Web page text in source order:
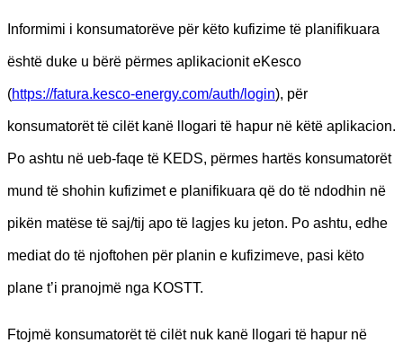
Informimi i konsumatorëve për këto kufizime të planifikuara
është duke u bërë përmes aplikacionit eKesco
(https://fatura.kesco-energy.com/auth/login), për
konsumatorët të cilët kanë llogari të hapur në këtë aplikacion.
Po ashtu në ueb-faqe të KEDS, përmes hartës konsumatorët
mund të shohin kufizimet e planifikuara që do të ndodhin në
pikën matëse të saj/tij apo të lagjes ku jeton. Po ashtu, edhe
mediat do të njoftohen për planin e kufizimeve, pasi këto
plane t’i pranojmë nga KOSTT.
Ftojmë konsumatorët të cilët nuk kanë llogari të hapur në